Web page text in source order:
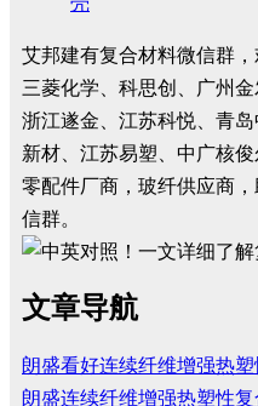
艾邦建有复合材料微信群
三菱化学、科思创、广州
浙江遂金、江苏科悦、青
新材、江苏易塑、中广核
零配件厂商，玻纤供应商
信群。
文章导航
朗盛看好连续纤维增强热
朗盛连续纤维增强热塑性